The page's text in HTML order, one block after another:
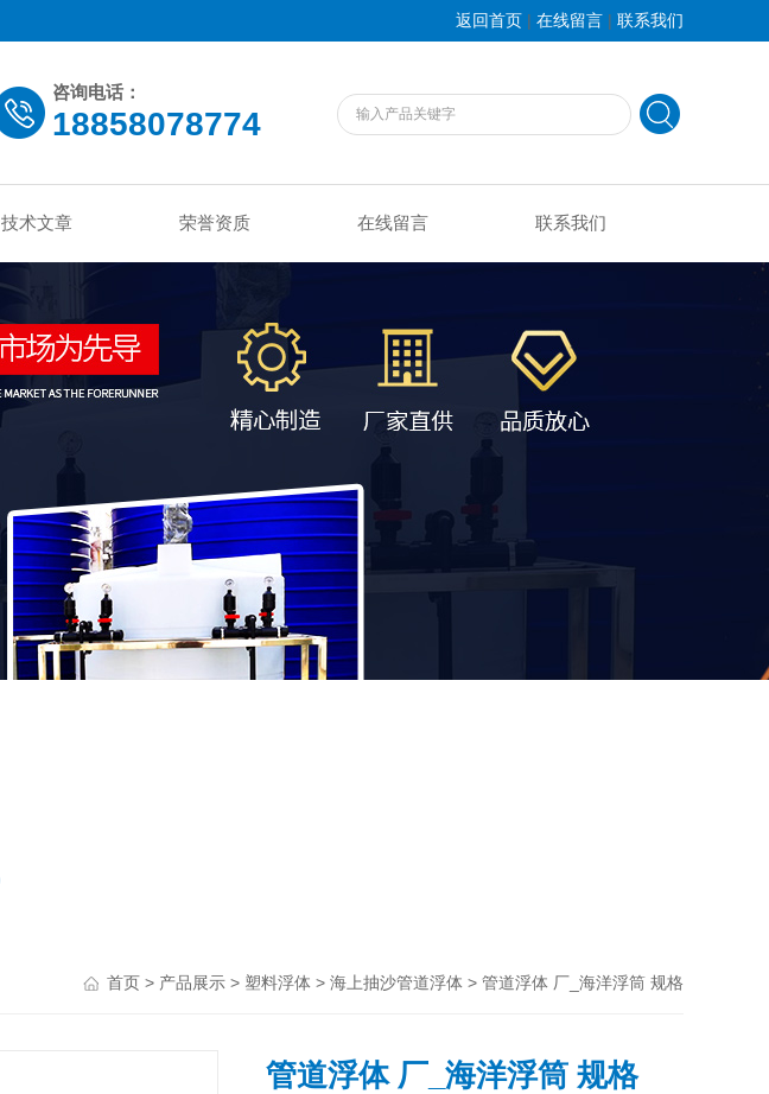
返回首页 | 在线留言 | 联系我们
咨询电话：
18858078774
技术文章 荣誉资质 在线留言 联系我们
首页 > 产品展示 > 塑料浮体 > 海上抽沙管道浮体 > 管道浮体 厂_海洋浮筒 规格
管道浮体 厂_海洋浮筒 规格